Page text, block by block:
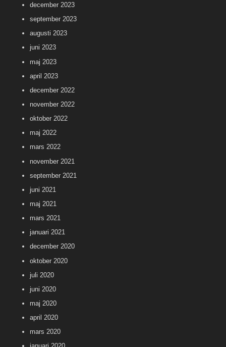
december 2023
september 2023
augusti 2023
juni 2023
maj 2023
april 2023
december 2022
november 2022
oktober 2022
maj 2022
mars 2022
november 2021
september 2021
juni 2021
maj 2021
mars 2021
januari 2021
december 2020
oktober 2020
juli 2020
juni 2020
maj 2020
april 2020
mars 2020